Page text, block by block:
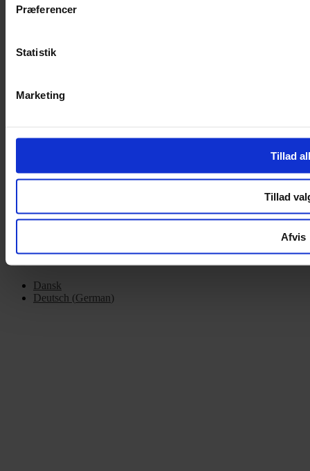
Præferencer
Statistik
Marketing
Tillad
Tillad
Afvis
Om Yarn Every Wear
Mandag – Fredag 10:00 – 17:30
Copyright © 2022.Design & hosting by Webhuset Ballum ApS
Dansk
Deutsch (German)